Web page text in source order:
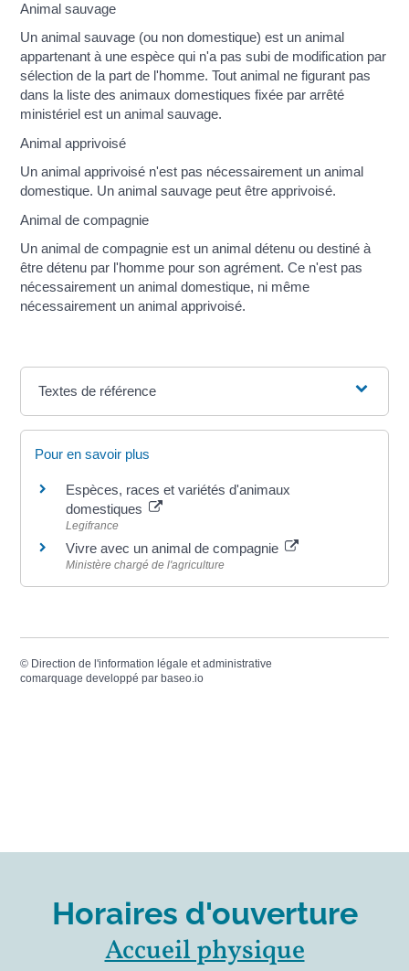
Animal sauvage
Un animal sauvage (ou non domestique) est un animal
appartenant à une espèce qui n'a pas subi de modification par
sélection de la part de l'homme. Tout animal ne figurant pas
dans la liste des animaux domestiques fixée par arrêté
ministériel est un animal sauvage.
Animal apprivoisé
Un animal apprivoisé n'est pas nécessairement un animal
domestique. Un animal sauvage peut être apprivoisé.
Animal de compagnie
Un animal de compagnie est un animal détenu ou destiné à
être détenu par l'homme pour son agrément. Ce n'est pas
nécessairement un animal domestique, ni même
nécessairement un animal apprivoisé.
Textes de référence
Pour en savoir plus
Espèces, races et variétés d'animaux
domestiques
Legifrance
Vivre avec un animal de compagnie
Ministère chargé de l'agriculture
© Direction de l'information légale et administrative
comarquage developpé parbaseo.io
Horaires d'ouverture
Accueil physique